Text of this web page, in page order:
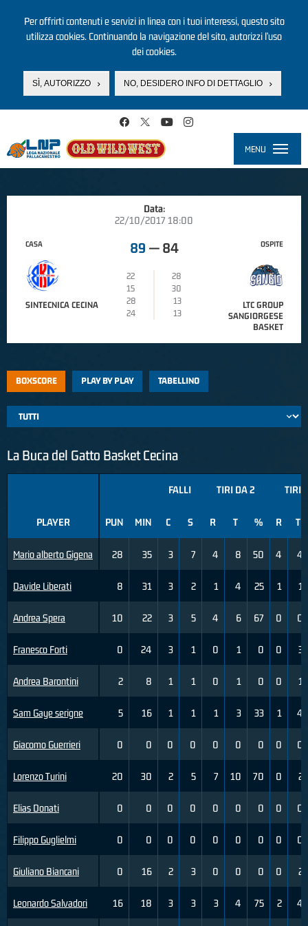
Per offrirti contenuti e servizi in linea con i tuoi interessi, questo sito
utilizza cookies. Continuando la navigazione del sito, autorizzi l’uso
dei cookies.
SÌ, AUTORIZZO NO, DESIDERO INFO DI DETTAGLIO
MENU
Data:
22/10/2017 18:00
CASA
SINTECNICA CECINA
89 — 84
22
28
15
30
28
13
24
13
OSPITE
LTC GROUP
SANGIORGESE
BASKET
BOXSCORE PLAY BY PLAY TABELLINO
La Buca del Gatto Basket Cecina
PLAYER
Mario alberto Gigena
Davide Liberati
Andrea Spera
Franesco Forti
Andrea Barontini
Sam Gaye serigne
Giacomo Guerrieri
Lorenzo Turini
Elias Donati
Filippo Guglielmi
Giuliano Biancani
Leonardo Salvadori
FALLI TIRI DA 2 TIRI
PUN MIN C S R T % R T
28 35 3 7 4 8 50 4 4
8 31 3 2 1 4 25 1 1
10 22 3 5 4 6 67 0 0
0 24 3 1 0 1 0 0 3
2 8 1 1 0 1 0 0 1
5 16 1 1 1 3 33 1 4
0 0 0 0 0 0 0 0 0
20 30 2 5 7 10 70 0 2
0 0 0 0 0 0 0 0 0
0 0 0 0 0 0 0 0 0
0 16 2 3 0 0 0 0 2
16 18 3 3 3 4 75 2 4